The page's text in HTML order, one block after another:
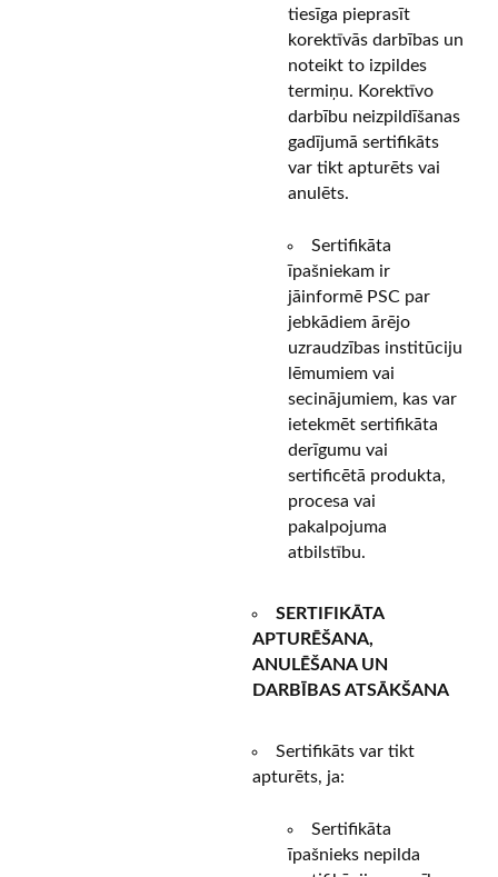
tiesīga pieprasīt
korektīvās darbības un
noteikt to izpildes
termiņu. Korektīvo
darbību neizpildīšanas
gadījumā sertifikāts
var tikt apturēts vai
anulēts.
Sertifikāta
īpašniekam ir
jāinformē PSC par
jebkādiem ārējo
uzraudzības institūciju
lēmumiem vai
secinājumiem, kas var
ietekmēt sertifikāta
derīgumu vai
sertificētā produkta,
procesa vai
pakalpojuma
atbilstību.
SERTIFIKĀTA
APTURĒŠANA,
ANULĒŠANA UN
DARBĪBAS ATSĀKŠANA
Sertifikāts var tikt
apturēts, ja:
Sertifikāta
īpašnieks nepilda